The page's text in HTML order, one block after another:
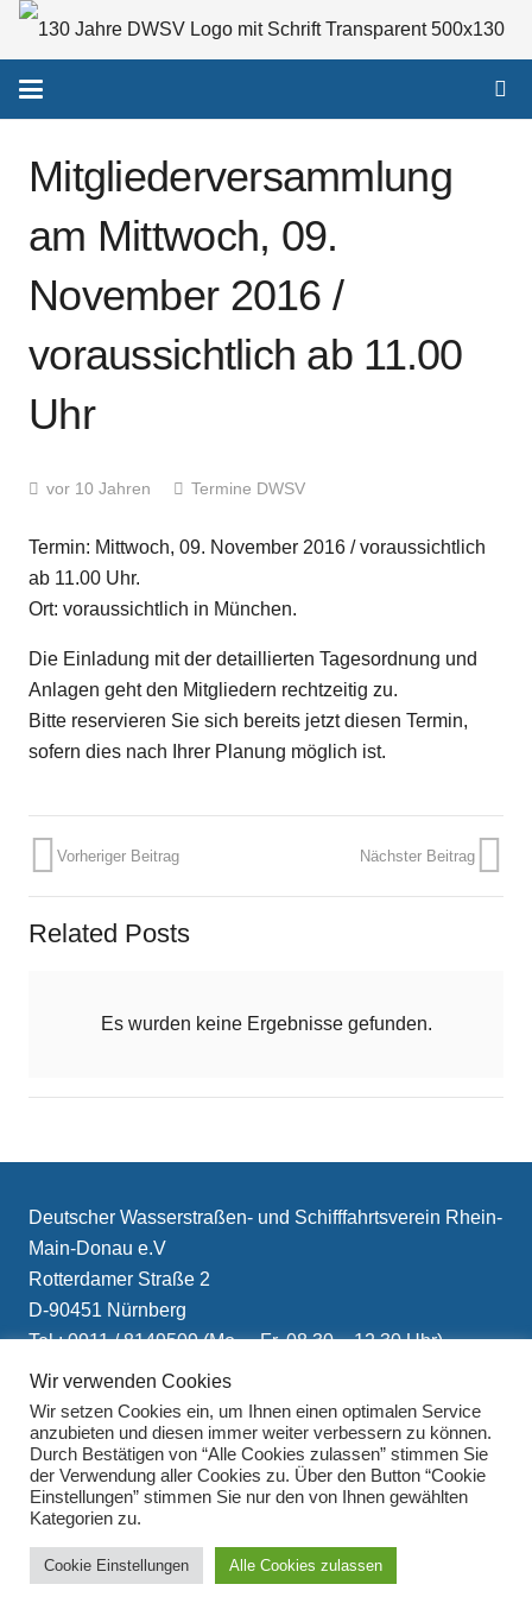
Mitgliederversammlung
am Mittwoch, 09.
November 2016 /
voraussichtlich ab 11.00
Uhr
vor 10 Jahren Termine DWSV
Termin: Mittwoch, 09. November 2016 / voraussichtlich
ab 11.00 Uhr.
Ort: voraussichtlich in München.
Die Einladung mit der detaillierten Tagesordnung und
Anlagen geht den Mitgliedern rechtzeitig zu.
Bitte reservieren Sie sich bereits jetzt diesen Termin,
sofern dies nach Ihrer Planung möglich ist.
Vorheriger Beitrag Nächster Beitrag
Related Posts
Es wurden keine Ergebnisse gefunden.
Deutscher Wasserstraßen- und Schifffahrtsverein Rhein-
Main-Donau e.V
Rotterdamer Straße 2
D-90451 Nürnberg
Tel.: 0911 / 8149509 (Mo. – Fr. 08.30 – 12.30 Uhr)
E-Mail: info(at)schifffahrtsverein.de
Impressum
Datenschutzerklärung
Wir verwenden Cookies
Wir setzen Cookies ein, um Ihnen einen optimalen Service
anzubieten und diesen immer weiter verbessern zu können.
Durch Bestätigen von “Alle Cookies zulassen” stimmen Sie
der Verwendung aller Cookies zu. Über den Button “Cookie
Einstellungen” stimmen Sie nur den von Ihnen gewählten
Kategorien zu.
Cookie Einstellungen Alle Cookies zulassen